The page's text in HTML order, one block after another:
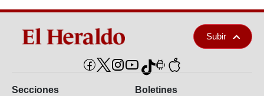
Subir
Secciones Boletines